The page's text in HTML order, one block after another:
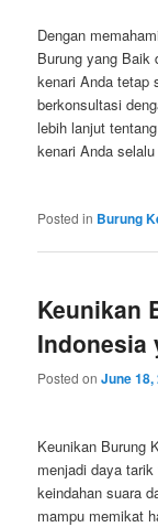
Dengan
Burung yang Baik
kenari Anda tetap
berkonsultasi
lebih lanjut
kenari Anda
Posted in Burung
Keunikan
Indonesia
Posted onJune 18,
Keunikan Burung
menjadi daya
keindahan suara
mampu memikat